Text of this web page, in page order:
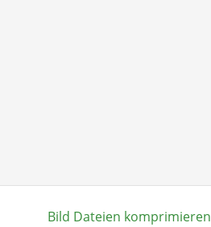
Bild Dateien komprimieren